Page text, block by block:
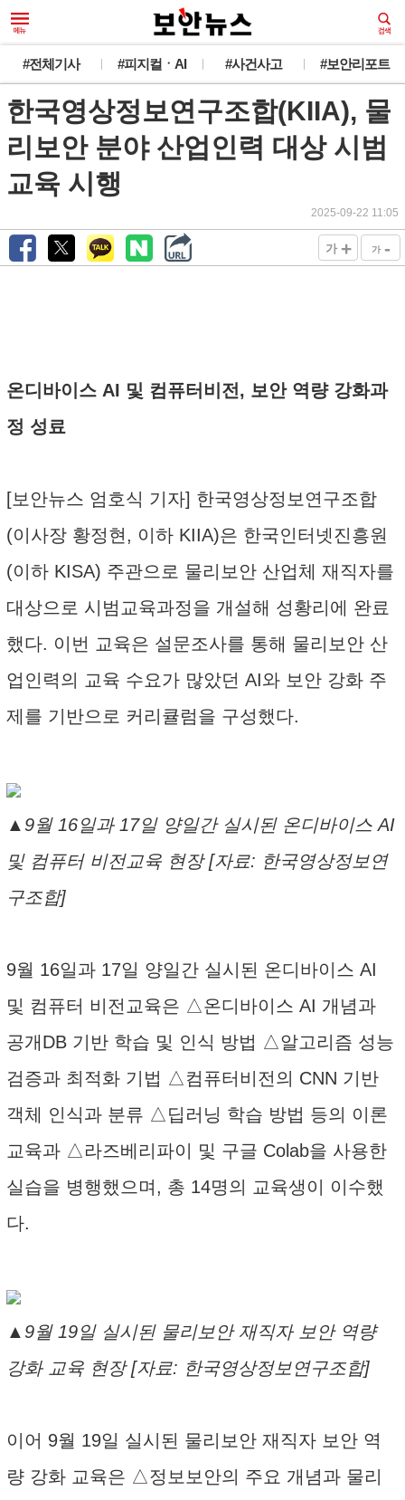
#전체기사 #피지컬ㆍAI #사건사고 #보안리포트
한국영상정보연구조합(KIIA), 물
리보안 분야 산업인력 대상 시범
교육 시행
2025-09-22 11:05
가 + 가 -
온디바이스 AI 및 컴퓨터비전, 보안 역량 강화과
정 성료
[보안뉴스 엄호식 기자] 한국영상정보연구조합
(이사장 황정현, 이하 KIIA)은 한국인터넷진흥원
(이하 KISA) 주관으로 물리보안 산업체 재직자를
대상으로 시범교육과정을 개설해 성황리에 완료
했다. 이번 교육은 설문조사를 통해 물리보안 산
업인력의 교육 수요가 많았던 AI와 보안 강화 주
제를 기반으로 커리큘럼을 구성했다.
▲9월 16일과 17일 양일간 실시된 온디바이스 AI
및 컴퓨터 비전교육 현장 [자료: 한국영상정보연
구조합]
9월 16일과 17일 양일간 실시된 온디바이스 AI
및 컴퓨터 비전교육은 △온디바이스 AI 개념과
공개DB 기반 학습 및 인식 방법 △알고리즘 성능
검증과 최적화 기법 △컴퓨터비전의 CNN 기반
객체 인식과 분류 △딥러닝 학습 방법 등의 이론
교육과 △라즈베리파이 및 구글 Colab을 사용한
실습을 병행했으며, 총 14명의 교육생이 이수했
다.
▲9월 19일 실시된 물리보안 재직자 보안 역량
강화 교육 현장 [자료: 한국영상정보연구조합]
이어 9월 19일 실시된 물리보안 재직자 보안 역
량 강화 교육은 △정보보안의 주요 개념과 물리